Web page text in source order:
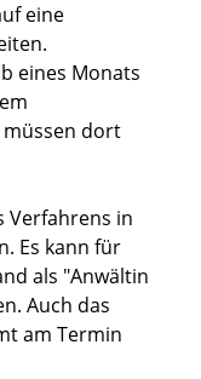
eine
eines Monats
dort
Verfahrens in
Es kann für
als "Anwältin
Auch das
am Termin